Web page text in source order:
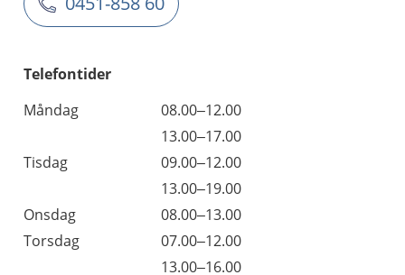
Telefontider
Måndag
08.00–12.00
13.00–17.00
Tisdag
09.00–12.00
13.00–19.00
Onsdag
08.00–13.00
Torsdag
07.00–12.00
13.00–16.00